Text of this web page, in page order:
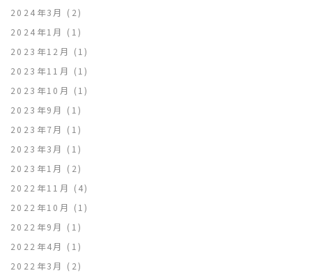
2024年3月
(2)
2024年1月
(1)
2023年12月
(1)
2023年11月
(1)
2023年10月
(1)
2023年9月
(1)
2023年7月
(1)
2023年3月
(1)
2023年1月
(2)
2022年11月
(4)
2022年10月
(1)
2022年9月
(1)
2022年4月
(1)
2022年3月
(2)